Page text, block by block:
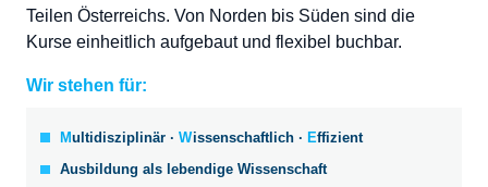
Teilen Österreichs. Von Norden bis Süden sind die
Kurse einheitlich aufgebaut und flexibel buchbar.
Wir stehen für:
Multidisziplinär ·Wissenschaftlich · Effizient
Ausbildung als lebendige Wissenschaft